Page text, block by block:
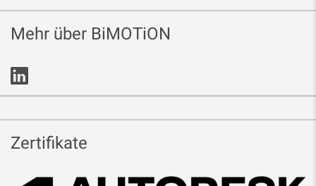
Mehr über BiMOTiON
Zertifikate